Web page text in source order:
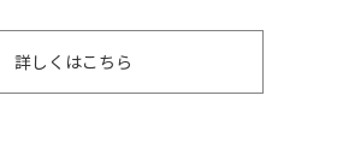
詳しくはこちら